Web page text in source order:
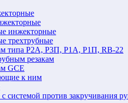
инжекторные
трехтрубные
типа Р2А, Р3П, Р1А, Р1П, RB-22
резакам
GCE
к ним
системой против закручивания